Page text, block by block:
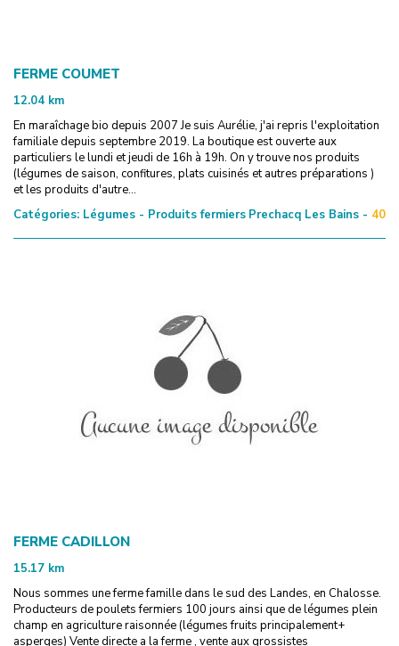
FERME COUMET
12.04 km
En maraîchage bio depuis 2007 Je suis Aurélie, j'ai repris l'exploitation
familiale depuis septembre 2019. La boutique est ouverte aux
particuliers le lundi et jeudi de 16h à 19h. On y trouve nos produits
(légumes de saison, confitures, plats cuisinés et autres préparations )
et les produits d'autre...
Catégories: Légumes - Produits fermiers Prechacq Les Bains - 40
FERME CADILLON
15.17 km
Nous sommes une ferme famille dans le sud des Landes, en Chalosse.
Producteurs de poulets fermiers 100 jours ainsi que de légumes plein
champ en agriculture raisonnée (légumes fruits principalement+
asperges) Vente directe a la ferme , vente aux grossistes